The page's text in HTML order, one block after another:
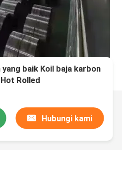
baik Koil baja karbon
Rolled
Hubungi kami